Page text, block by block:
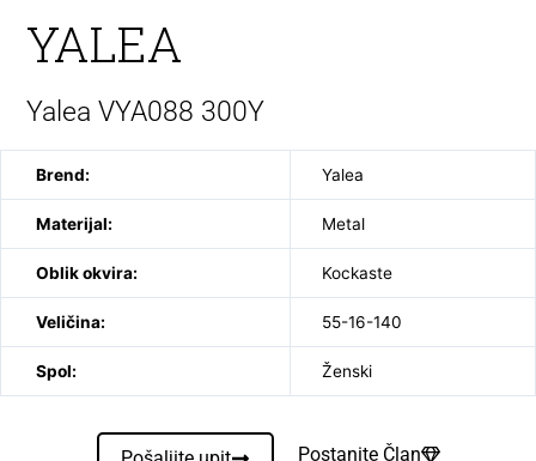
YALEA
Yalea VYA088 300Y
Brend: Yalea
Materijal: Metal
Oblik okvira: Kockaste
Veličina: 55-16-140
Spol: Ženski
Postanite Član